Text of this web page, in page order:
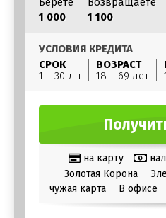
1 000
1 100
УСЛОВИЯ КРЕДИТА
СРОК
1 – 30 дн
ВОЗРАСТ
18 – 69 лет
на карту
Золотая Корона
чужая карта
В офисе